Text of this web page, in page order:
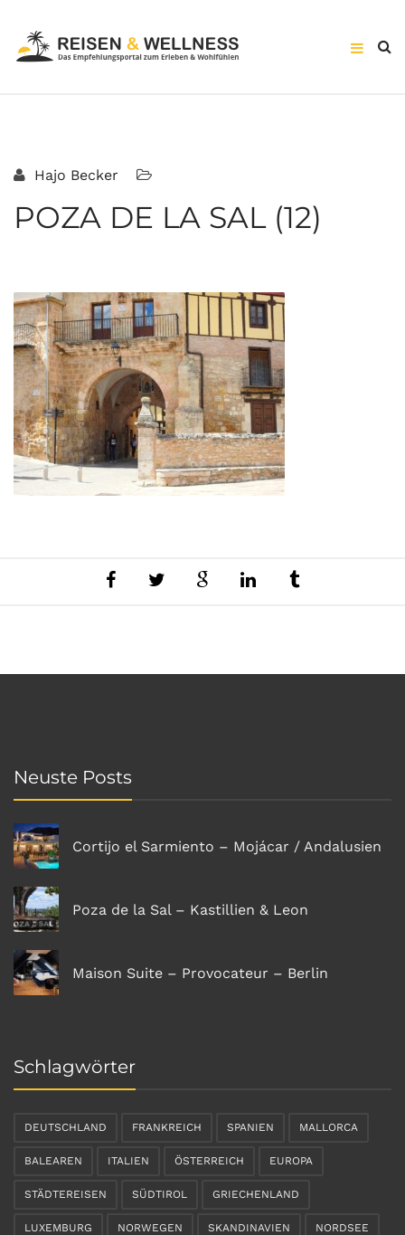
Hajo Becker
POZA DE LA SAL (12)
Neuste Posts
Cortijo el Sarmiento – Mojácar / Andalusien
Poza de la Sal – Kastillien & Leon
Maison Suite – Provocateur – Berlin
Schlagwörter
DEUTSCHLAND FRANKREICH SPANIEN MALLORCA
BALEAREN ITALIEN ÖSTERREICH EUROPA
STÄDTEREISEN SÜDTIROL GRIECHENLAND
LUXEMBURG NORWEGEN SKANDINAVIEN NORDSEE